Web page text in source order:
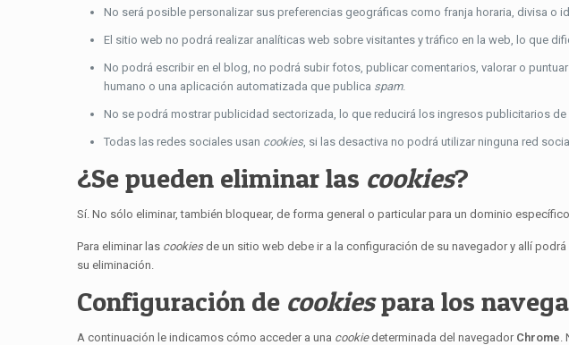
No será posible personalizar sus preferencias geográficas como franja horaria, divisa o
El sitio web no podrá realizar analíticas web sobre visitantes y tráfico en la web, lo que
No podrá escribir en el blog, no podrá subir fotos, publicar comentarios, valorar o
humano o una aplicación automatizada que publica spam.
No se podrá mostrar publicidad sectorizada, lo que reducirá los ingresos publicitarios de
Todas las redes sociales usan cookies, si las desactiva no podrá utilizar ninguna red
¿Se pueden eliminar las cookies?
Sí. No sólo eliminar, también bloquear, de forma general o particular para un dominio
Para eliminar las cookiesde un sitio web debe ir a la configuración de su navegador y allí
su eliminación.
Configuración de cookiespara los
A continuación le indicamos cómo acceder a una cookiedeterminada del navegador Chrome.